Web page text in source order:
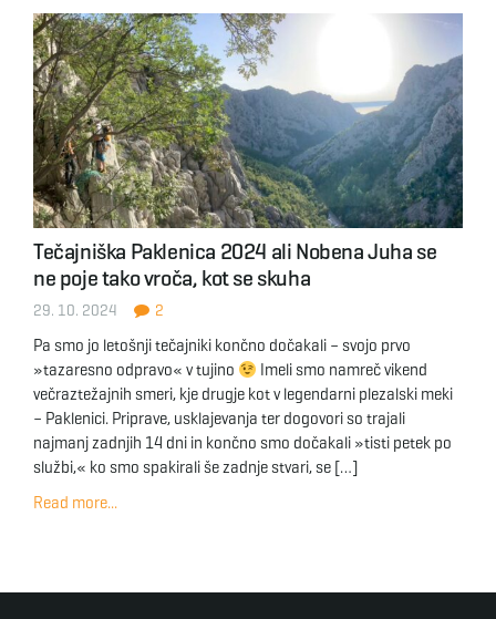
Tečajniška Paklenica 2024 ali Nobena Juha se
ne poje tako vroča, kot se skuha
29. 10. 2024 2
Pa smo jo letošnji tečajniki končno dočakali – svojo prvo
»tazaresno odpravo« v tujino
Imeli smo namreč vikend
večraztežajnih smeri, kje drugje kot v legendarni plezalski meki
– Paklenici. Priprave, usklajevanja ter dogovori so trajali
najmanj zadnjih 14 dni in končno smo dočakali »tisti petek po
službi,« ko smo spakirali še zadnje stvari, se […]
Read more...